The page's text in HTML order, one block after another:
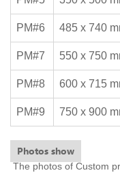
PM#6 485 x 740
PM#7 550 x 750
PM#8 600 x 715
PM#9 750 x 900
Photos show
The photos of Custom